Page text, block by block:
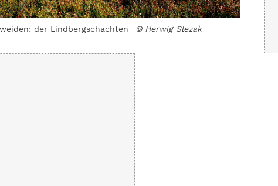
der Lindbergschachten © Herwig Slezak Buche